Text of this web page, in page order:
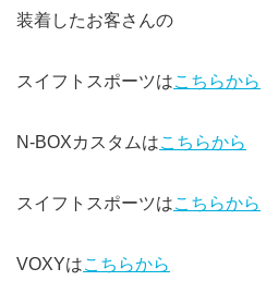
装着したお客さんの
スイフトスポーツはこちらから
N-BOXカスタムはこちらから
スイフトスポーツはこちらから
VOXYはこちらから